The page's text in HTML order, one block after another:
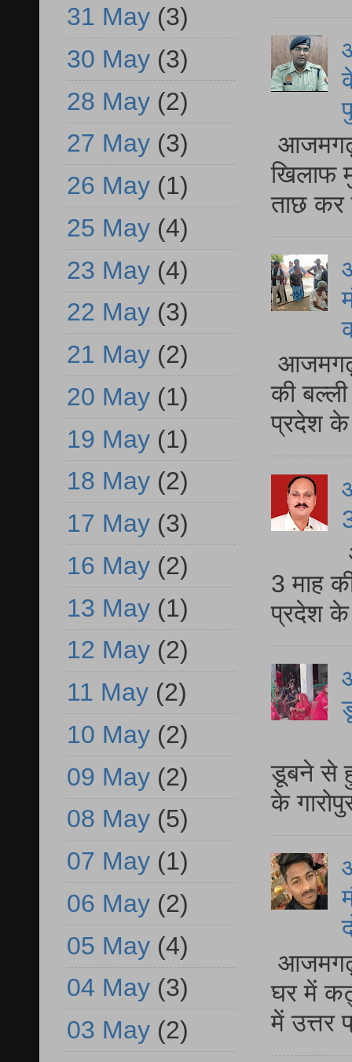
आजमगढ़
खिलाफ
ताछ कर
आजमगढ़
की
प्रदेश
3 माह
प्रदेश
डूबने से
के
घर में
में
31 May (3)
30 May (3)
28 May (2)
27 May (3)
26 May (1)
25 May (4)
23 May (4)
22 May (3)
21 May (2)
20 May (1)
19 May (1)
18 May (2)
17 May (3)
16 May (2)
13 May (1)
12 May (2)
11 May (2)
10 May (2)
09 May (2)
08 May (5)
07 May (1)
06 May (2)
05 May (4)
04 May (3)
03 May (2)